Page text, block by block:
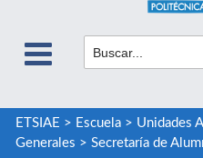
ETSIAE > Escuela> Unidades
Generales > Secretaría de